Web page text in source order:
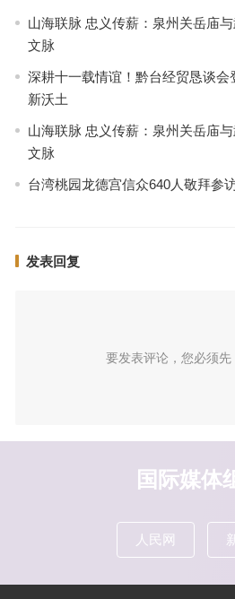
山海联脉 忠义传薪：泉州关岳庙
文脉
深耕十一载情谊！黔台经贸恳谈
新沃土
山海联脉 忠义传薪：泉州关岳庙
文脉
台湾桃园龙德宫信众640人敬拜参
发表回复
要发表评论，您必须先
国际媒体
人民网